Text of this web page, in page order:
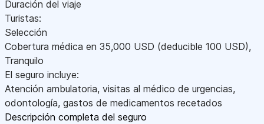
Duración del viaje
Turistas:
Selección
Cobertura médica en 35,000 USD (deducible 100 USD),
Tranquilo
El seguro incluye:
Atención ambulatoria, visitas al médico de urgencias,
odontología, gastos de medicamentos recetados
Descripción completa del seguro